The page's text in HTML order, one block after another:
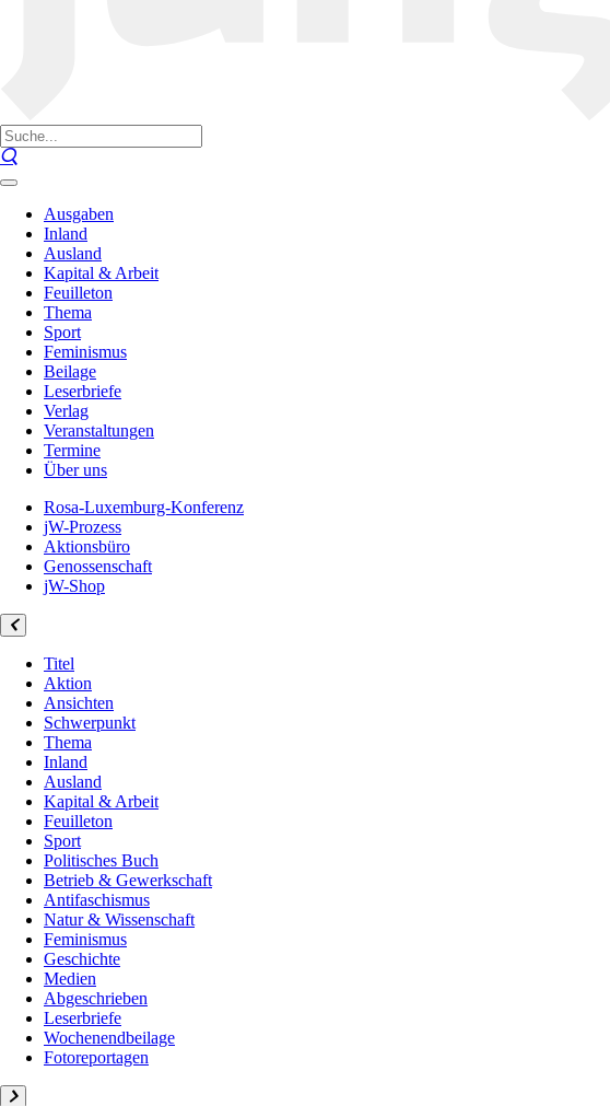
Ausgaben
Inland
Ausland
Kapital & Arbeit
Feuilleton
Thema
Sport
Feminismus
Beilage
Leserbriefe
Verlag
Veranstaltungen
Termine
Über uns
Rosa-Luxemburg-Konferenz
jW-Prozess
Aktionsbüro
Genossenschaft
jW-Shop
Titel
Aktion
Ansichten
Schwerpunkt
Thema
Inland
Ausland
Kapital & Arbeit
Feuilleton
Sport
Politisches Buch
Betrieb & Gewerkschaft
Antifaschismus
Natur & Wissenschaft
Feminismus
Geschichte
Medien
Abgeschrieben
Leserbriefe
Wochenendbeilage
Fotoreportagen